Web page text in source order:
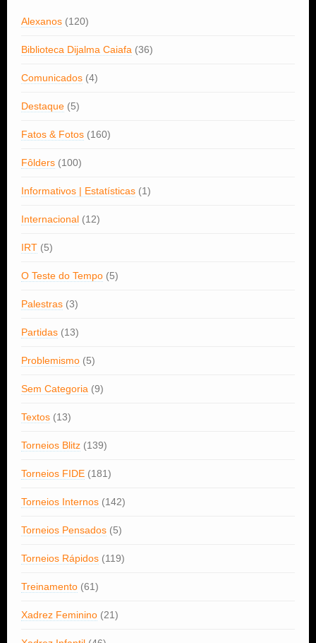
Alexanos (120)
Biblioteca Dijalma Caiafa (36)
Comunicados (4)
Destaque (5)
Fatos & Fotos (160)
Fôlders (100)
Informativos | Estatísticas (1)
Internacional (12)
IRT (5)
O Teste do Tempo (5)
Palestras (3)
Partidas (13)
Problemismo (5)
Sem Categoria (9)
Textos (13)
Torneios Blitz (139)
Torneios FIDE (181)
Torneios Internos (142)
Torneios Pensados (5)
Torneios Rápidos (119)
Treinamento (61)
Xadrez Feminino (21)